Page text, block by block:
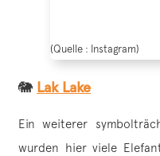
(Quelle : Instagram)
🐘 Lak Lake
Ein weiterer
wurden hier viele